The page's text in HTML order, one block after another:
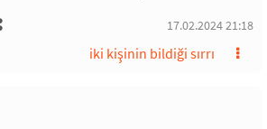
17.02.2024 21:18
iki kişinin bildiği sırrı